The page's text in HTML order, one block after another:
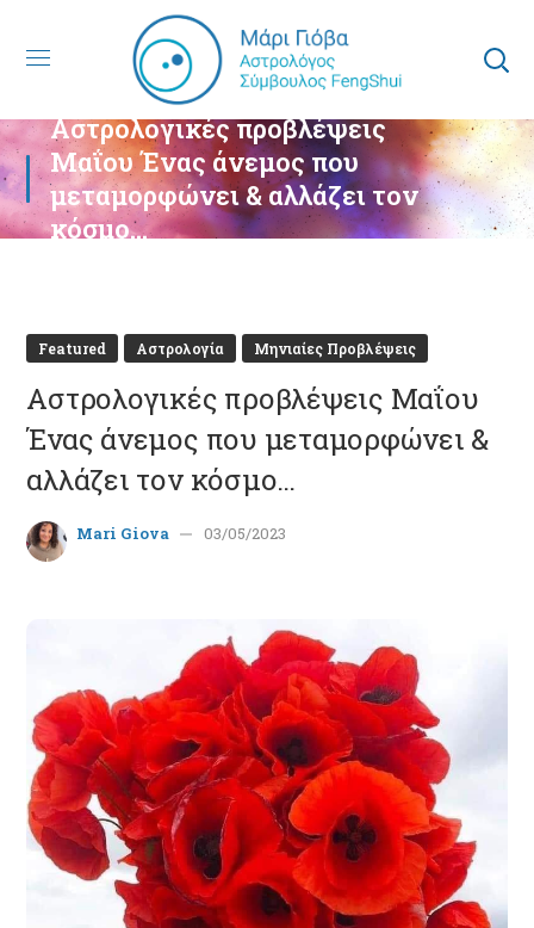
Αστρολογικές προβλέψεις
Μαΐου Ένας άνεμος που
μεταμορφώνει & αλλάζει τον
κόσμο…
Featured Αστρολογία Μηνιαίες Προβλέψεις
Αστρολογικές προβλέψεις Μαΐου
Ένας άνεμος που μεταμορφώνει &
αλλάζει τον κόσμο…
Mari Giova 03/05/2023